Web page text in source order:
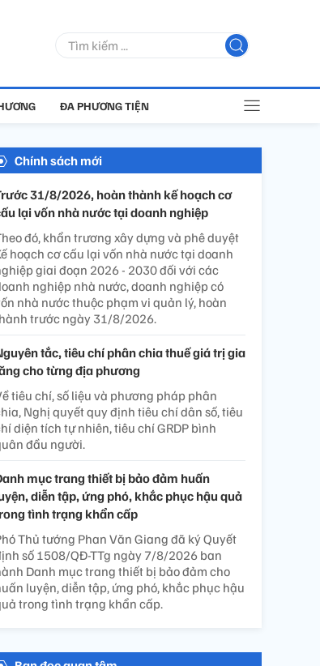
ĐA PHƯƠNG TIỆN
Chính sách mới
31/8/2026, hoàn thành kế hoạch cơ
lại vốn nhà nước tại doanh nghiệp
đó, khẩn trương xây dựng và phê duyệt
hoạch cơ cấu lại vốn nhà nước tại doanh
giai đoạn 2026 - 2030 đối với các
nghiệp nhà nước, doanh nghiệp có
nhà nước thuộc phạm vi quản lý, hoàn
trước ngày 31/8/2026.
tắc, tiêu chí phân chia thuế giá trị gia
cho từng địa phương
tiêu chí, số liệu và phương pháp phân
Nghị quyết quy định tiêu chí dân số, tiêu
diện tích tự nhiên, tiêu chí GRDP bình
đầu người.
mục trang thiết bị bảo đảm huấn
diễn tập, ứng phó, khắc phục hậu quả
tình trạng khẩn cấp
Thủ tướng Phan Văn Giang đã ký Quyết
số 1508/QĐ-TTg ngày 7/8/2026 ban
Danh mục trang thiết bị bảo đảm cho
luyện, diễn tập, ứng phó, khắc phục hậu
trong tình trạng khẩn cấp.